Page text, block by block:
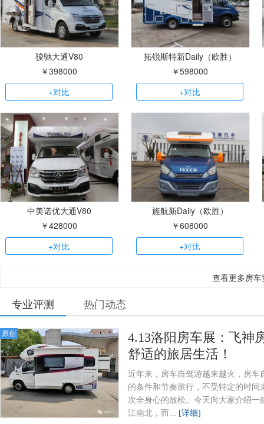
骏驰大通V80
￥398000
+对比
拓锐斯特新Daily（欧胜）
￥598000
+对比
中美诺优大通V80
￥428000
+对比
旌航新Daily（欧胜）
￥608000
+对比
查看更多房
专业评测 热门动态
原创
4.13洛阳房车展：飞神
舒适的旅居生活！
近年来，房车自驾游越来越火，房
的条件和节奏旅行，不受特定的时
次全身心的放松。今天向大家介绍一
江南北，而... [详细]